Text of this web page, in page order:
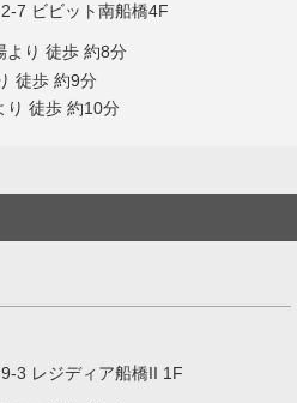
7 ビビット南船橋4F
より 徒歩 約8分
徒歩 約9分
り 徒歩 約10分
3 レジディア船橋II 1F